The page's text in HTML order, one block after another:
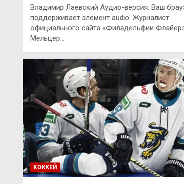
Владимир Лаевский Аудио-версия: Ваш
поддерживает элемент audio. Журналист
официального сайта «Филадельфии
Мельцер…
ХОККЕЙ